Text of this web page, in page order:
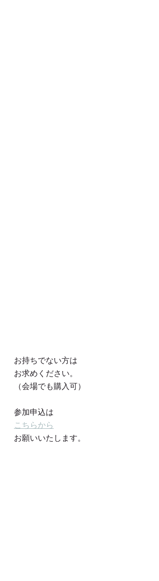
お持ちでない方は
お求めください。
（会場でも購入可）
参加申込は
こちらから
お願いいたします。